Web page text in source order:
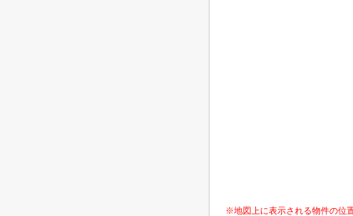
※地図上に表示される物件の位